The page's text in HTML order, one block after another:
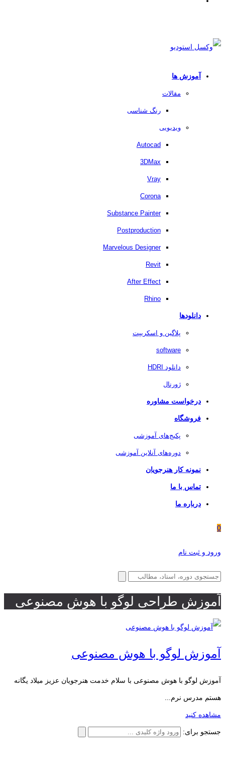
آموزش ها
مقالات
رنگ شناسی
ویدیویی
Autocad
3DMax
Vray
Corona
Substance Painter
Postproduction
Marvelous Designer
Revit
After Effect
Rhino
دانلودها
پلاگین و اسکریپت
software
دانلود HDRI
ژورنال
درخواست مشاوره
فروشگاه
پکیج‌های آموزشی
دوره‌های آنلاین آموزشی
نمونه کار هنرجویان
تماس با ما
درباره ما
0
ورود و ثبت نام
آموزش طراحی لوگو با هوش مصنوعی
آموزش لوگو با هوش مصنوعی
آموزش لوگو با هوش مصنوعی با سلام خدمت هنرجویان عزیز میلاد یگانه
هستم مدرس نرم...
مشاهده کنید
جستجو برای: